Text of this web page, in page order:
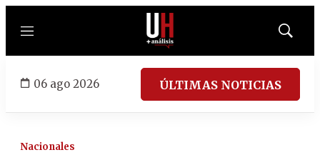
Menú
Mostrar
06 ago 2026 ÚLTIMAS NOTICIAS
Nacionales